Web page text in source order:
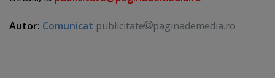
Autor: Comunicat publicitate paginademedia.ro